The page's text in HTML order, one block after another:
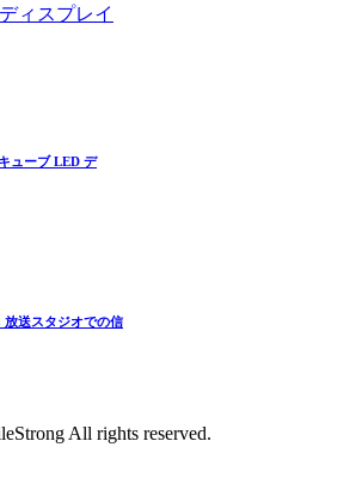
ィスプレイ
ューブ LED デ
送スタジオでの信
All rights reserved.